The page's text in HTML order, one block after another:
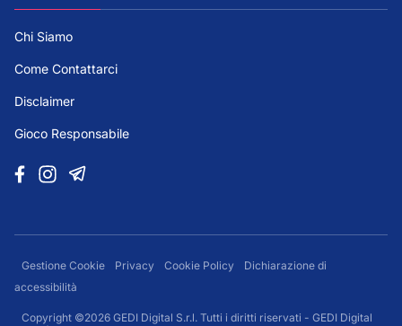
Chi Siamo
Come Contattarci
Disclaimer
Gioco Responsabile
Gestione Cookie Privacy Cookie Policy
Dichiarazione di
accessibilità
Copyright ©2026 GEDI Digital S.r.l. Tutti i diritti riservati - GEDI Digital